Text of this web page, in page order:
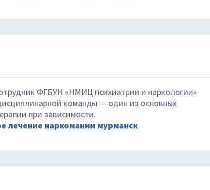
ФГБУН «НМИЦ психиатрии и наркологии»
команды — один из основных
при зависимости.
лечение наркомании мурманск